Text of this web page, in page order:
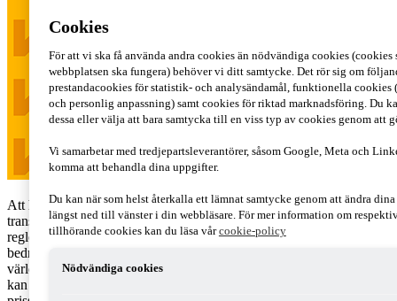
Att ha en korrekt och väl genomtänkt internprissättning (eng.
transfer pricing, TP) är inte bara en fråga om att följa lagar och
regler, utan också om att skapa skattemässig trygghet för företag som
bedriver internationell verksamhet. I en tid då skattemyndigheter
världen över ökar sina resurser för att granska internprissättningen
kan det vara klokt att överväga möjligheten att ansöka om ett
Cookies
För att vi ska få använda andra cookies än nödvändiga cookies (cookies
webbplatsen ska fungera) behöver vi ditt samtycke. Det rör sig om
prestandacookies för statistik- och analysändamål, funktionella
och personlig anpassning) samt cookies för riktad marknadsföring. Du
dessa eller välja att bara samtycka till en viss typ av cookies genom att
Vi samarbetar med tredjepartsleverantörer, såsom Google, Meta och
komma att behandla dina uppgifter.
Du kan när som helst återkalla ett lämnat samtycke genom att ändra
längst ned till vänster i din webbläsare. För mer information om
tillhörande cookies kan du läsa vårcookie-policy
Nödvändiga cookies